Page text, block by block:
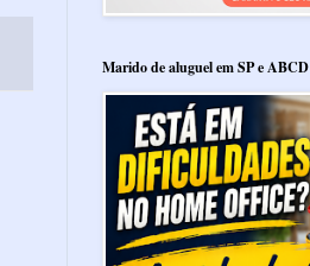
Marido de aluguel em SP e ABCD